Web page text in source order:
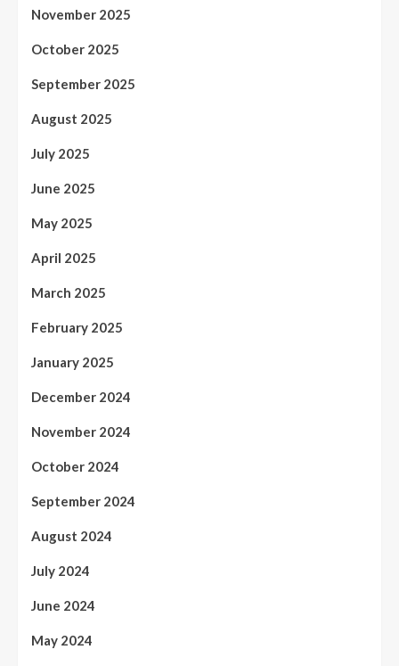
November 2025
October 2025
September 2025
August 2025
July 2025
June 2025
May 2025
April 2025
March 2025
February 2025
January 2025
December 2024
November 2024
October 2024
September 2024
August 2024
July 2024
June 2024
May 2024